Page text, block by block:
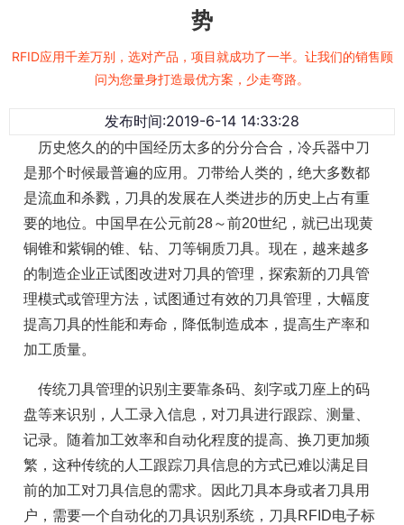
势
RFID应用千差万别，选对产品，项目就成功了一半。让我们的销售顾
问为您量身打造最优方案，少走弯路。
发布时间:2019-6-14 14:33:28
历史悠久的的中国经历太多的分分合合，冷兵器中刀
是那个时候最普遍的应用。刀带给人类的，绝大多数都
是流血和杀戮，刀具的发展在人类进步的历史上占有重
要的地位。中国早在公元前28～前20世纪，就已出现黄
铜锥和紫铜的锥、钻、刀等铜质刀具。现在，越来越多
的制造企业正试图改进对刀具的管理，探索新的刀具管
理模式或管理方法，试图通过有效的刀具管理，大幅度
提高刀具的性能和寿命，降低制造成本，提高生产率和
加工质量。
传统刀具管理的识别主要靠条码、刻字或刀座上的码
盘等来识别，人工录入信息，对刀具进行跟踪、测量、
记录。随着加工效率和自动化程度的提高、换刀更加频
繁，这种传统的人工跟踪刀具信息的方式已难以满足目
前的加工对刀具信息的需求。因此刀具本身或者刀具用
户，需要一个自动化的刀具识别系统，刀具RFID电子标